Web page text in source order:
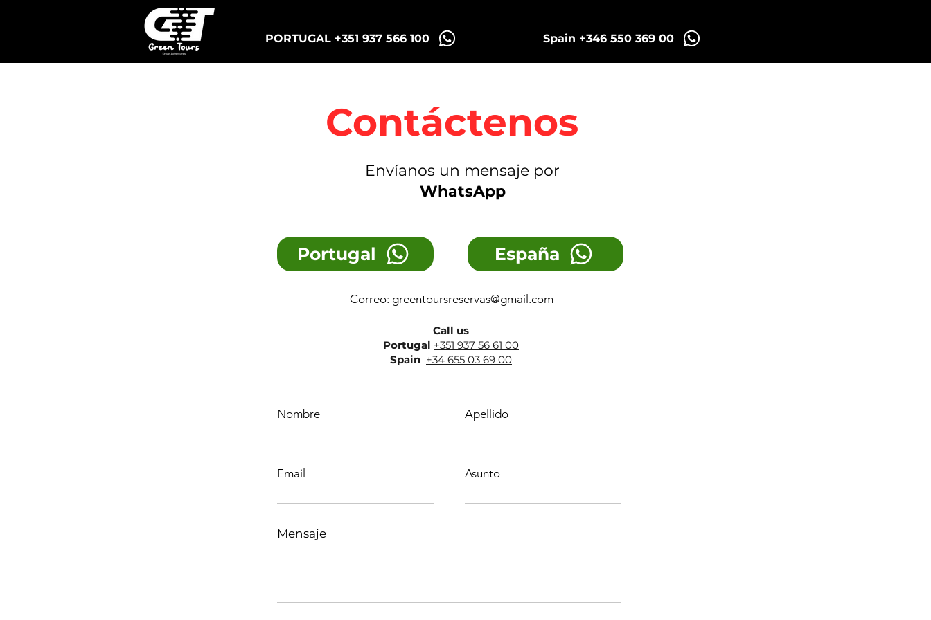
PORTUGAL +351 937 566 100 Spain +346 550 369 00
Contáctenos
Envíanos un mensaje por
WhatsApp
Portugal España
Correo: greentoursreservas@gmail.com
Call us
Portugal +351 937 56 61 00
Spain +34 655 03 69 00
Nombre
Email
Apellido
Asunto
Mensaje